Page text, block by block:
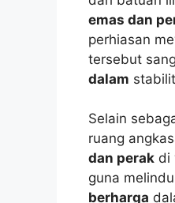
emas dan
perhiasan
tersebut
dalam
Selain
ruang
dan perak di
guna
berharga